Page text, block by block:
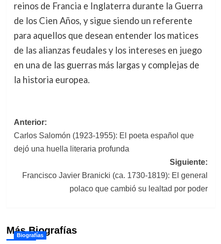
reinos de Francia e Inglaterra durante la Guerra
de los Cien Años, y sigue siendo un referente
para aquellos que desean entender los matices
de las alianzas feudales y los intereses en juego
en una de las guerras más largas y complejas de
la historia europea.
Navegación
de
entradas
Anterior:
Carlos Salomón (1923-1955): El poeta español que
dejó una huella literaria profunda
Siguiente:
Francisco Javier Branicki (ca. 1730-1819): El general
polaco que cambió su lealtad por poder
Más Biografías
Biografías